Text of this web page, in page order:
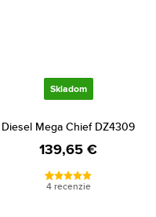
Skladom
Diesel Mega Chief DZ4309
139,65 €
4 recenzie